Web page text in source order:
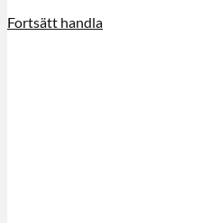
Fortsätt handla